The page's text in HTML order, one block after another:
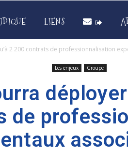
LIENS
2 200 contrats de professionnalisation
Les enjeux Groupe
de